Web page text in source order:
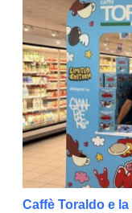
Caffè Toraldo e